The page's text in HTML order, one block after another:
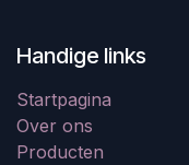
Handige links
Startpagina
Over ons
Producten